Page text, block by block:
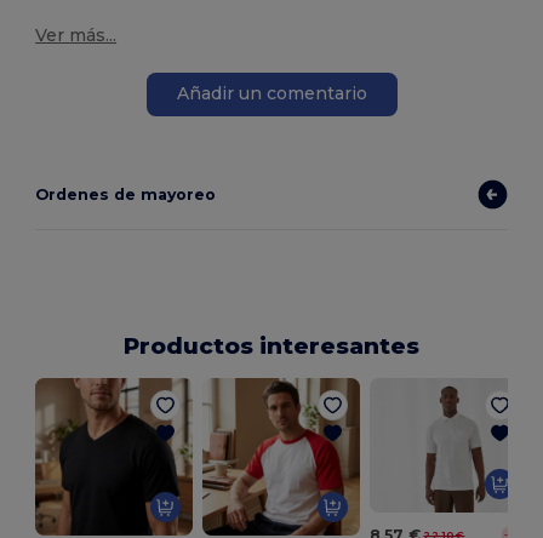
Ver más...
Añadir un comentario
Ordenes de mayoreo
Productos interesantes
22,10 € -61%